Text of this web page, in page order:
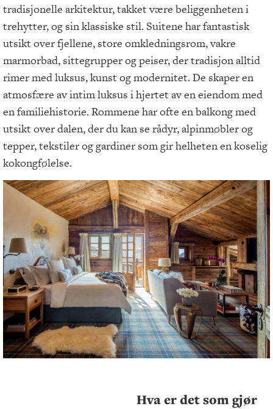
tradisjonelle arkitektur, takket være beliggenheten i
trehytter, og sin klassiske stil. Suitene har fantastisk
utsikt over fjellene, store omkledningsrom, vakre
marmorbad, sittegrupper og peiser, der tradisjon alltid
rimer med luksus, kunst og modernitet. De skaper en
atmosfære av intim luksus i hjertet av en eiendom med
en familiehistorie. Rommene har ofte en balkong med
utsikt over dalen, der du kan se rådyr, alpinmøbler og
tepper, tekstiler og gardiner som gir helheten en koselig
kokongfølelse.
Hva er det som gjør